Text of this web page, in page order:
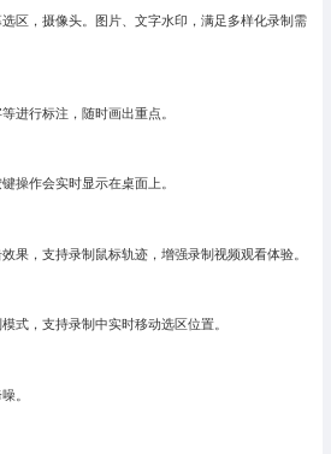
区，摄像头。图片、文字水印，满足多样化录制需
行标注，随时画出重点。
作会实时显示在桌面上。
，支持录制鼠标轨迹，增强录制视频观看体验。
，支持录制中实时移动选区位置。
。